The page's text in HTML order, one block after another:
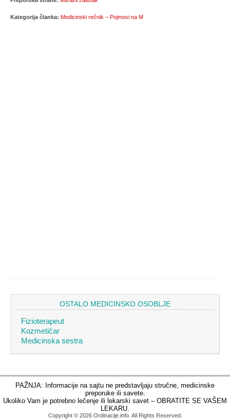
Kategorija članka: Medicinski rečnik – Pojmovi na M
OSTALO MEDICINSKO OSOBLJE
Fizioterapeut
Kozmetičar
Medicinska sestra
PAŽNJA: Informacije na sajtu ne predstavljaju stručne, medicinske
preporuke ili savete.
Ukoliko Vam je potrebno lečenje ili lekarski savet – OBRATITE SE VAŠEM
LEKARU.
Copyright © 2026 Ordinacije.info. All Rights Reserved.